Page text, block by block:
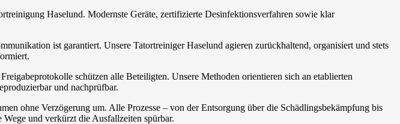
Haselund. Modernste Geräte, zertifizierte Desinfektionsverfahren sowie klar
ist garantiert. Unsere Tatortreiniger Haselund agieren zurückhaltend, organisiert und stets
schützen alle Beteiligten. Unsere Methoden orientieren sich an etablierten
und nachprüfbar.
ohne Verzögerung um. Alle Prozesse – von der Entsorgung über die Schädlingsbekämpfung bis
und verkürzt die Ausfallzeiten spürbar.